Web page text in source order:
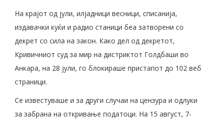
На крајот од јули, илјадници весници, списанија,
издавачки куќи и радио станици беа затворени со
декрет со сила на закон. Како дел од декретот,
Кривичниот суд за мир на дистриктот Голдбаши во
Анкара, на 28 јули, го блокираше пристапот до 102 веб
страници.
Се известуваше и за други случаи на цензура и одлуки
за забрана на откривање податоци. На 15 август, 7-